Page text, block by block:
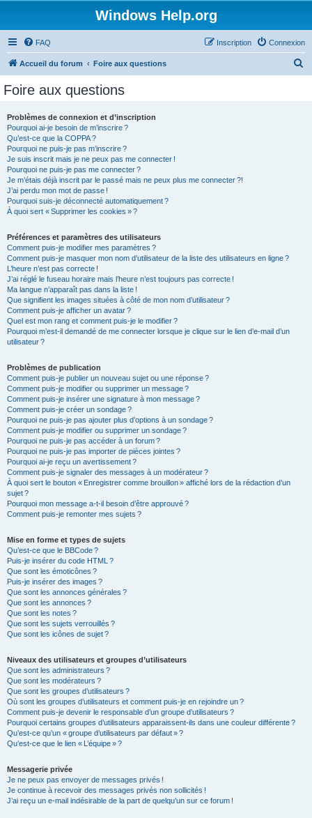
Windows Help.org
FAQ Connexion
Inscription
Accueil du forum Foire aux questions
Foire aux questions
Problèmes de connexion et d’inscription
Pourquoi ai-je besoin de m’inscrire ?
Qu’est-ce que la COPPA ?
Pourquoi ne puis-je pas m’inscrire ?
Je suis inscrit mais je ne peux pas me connecter !
Pourquoi ne puis-je pas me connecter ?
Je m’étais déjà inscrit par le passé mais ne peux plus me connecter ?!
J’ai perdu mon mot de passe !
Pourquoi suis-je déconnecté automatiquement ?
À quoi sert « Supprimer les cookies » ?
Préférences et paramètres des utilisateurs
Comment puis-je modifier mes paramètres ?
Comment puis-je masquer mon nom d’utilisateur de la liste des utilisateurs en ligne ?
L’heure n’est pas correcte !
J’ai réglé le fuseau horaire mais l’heure n’est toujours pas correcte !
Ma langue n’apparaît pas dans la liste !
Que signifient les images situées à côté de mon nom d’utilisateur ?
Comment puis-je afficher un avatar ?
Quel est mon rang et comment puis-je le modifier ?
Pourquoi m’est-il demandé de me connecter lorsque je clique sur le lien d’e-mail d’un
utilisateur ?
Problèmes de publication
Comment puis-je publier un nouveau sujet ou une réponse ?
Comment puis-je modifier ou supprimer un message ?
Comment puis-je insérer une signature à mon message ?
Comment puis-je créer un sondage ?
Pourquoi ne puis-je pas ajouter plus d’options à un sondage ?
Comment puis-je modifier ou supprimer un sondage ?
Pourquoi ne puis-je pas accéder à un forum ?
Pourquoi ne puis-je pas importer de pièces jointes ?
Pourquoi ai-je reçu un avertissement ?
Comment puis-je signaler des messages à un modérateur ?
À quoi sert le bouton « Enregistrer comme brouillon » affiché lors de la rédaction d’un
sujet ?
Pourquoi mon message a-t-il besoin d’être approuvé ?
Comment puis-je remonter mes sujets ?
Mise en forme et types de sujets
Qu’est-ce que le BBCode ?
Puis-je insérer du code HTML ?
Que sont les émoticônes ?
Puis-je insérer des images ?
Que sont les annonces générales ?
Que sont les annonces ?
Que sont les notes ?
Que sont les sujets verrouillés ?
Que sont les icônes de sujet ?
Niveaux des utilisateurs et groupes d’utilisateurs
Que sont les administrateurs ?
Que sont les modérateurs ?
Que sont les groupes d’utilisateurs ?
Où sont les groupes d’utilisateurs et comment puis-je en rejoindre un ?
Comment puis-je devenir le responsable d’un groupe d’utilisateurs ?
Pourquoi certains groupes d’utilisateurs apparaissent-ils dans une couleur différente ?
Qu’est-ce qu’un « groupe d’utilisateurs par défaut » ?
Qu’est-ce que le lien « L’équipe » ?
Messagerie privée
Je ne peux pas envoyer de messages privés !
Je continue à recevoir des messages privés non sollicités !
J’ai reçu un e-mail indésirable de la part de quelqu’un sur ce forum !